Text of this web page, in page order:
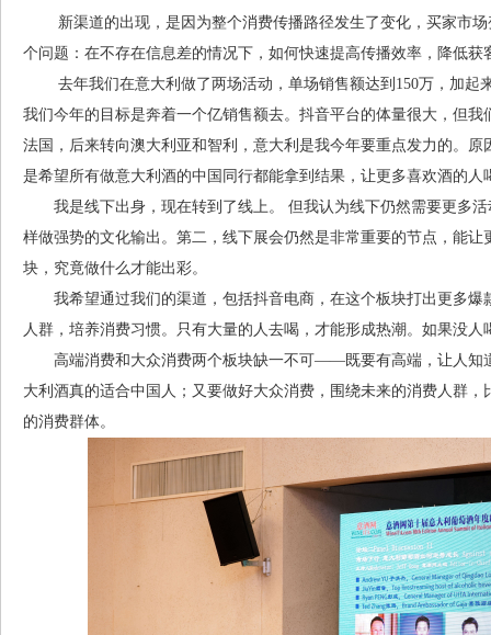
新渠道的出现，是因为整个消费传播路径发生了变化，买家市场
个问题：在不存在信息差的情况下，如何快速提高传播效率，降低
去年我们在意大利做了两场活动，单场销售额达到150万，加起
我们今年的目标是奔着一个亿销售额去。抖音平台的体量很大，但
法国，后来转向澳大利亚和智利，意大利是我今年要重点发力的。
是希望所有做意大利酒的中国同行都能拿到结果，让更多喜欢酒的
我是线下出身，现在转到了线上。 但我认为线下仍然需要更多活
样做强势的文化输出。第二，线下展会仍然是非常重要的节点，能
块，究竟做什么才能出彩。
我希望通过我们的渠道，包括抖音电商，在这个板块打出更多爆
人群，培养消费习惯。只有大量的人去喝，才能形成热潮。如果没人
高端消费和大众消费两个板块缺一不可——既要有高端，让人知
大利酒真的适合中国人；又要做好大众消费，围绕未来的消费人群
的消费群体。